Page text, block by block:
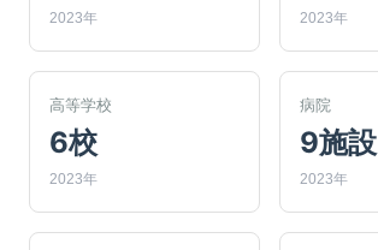
2023年 2023年
高等学校
6校
2023年
病院
9施設
2023年